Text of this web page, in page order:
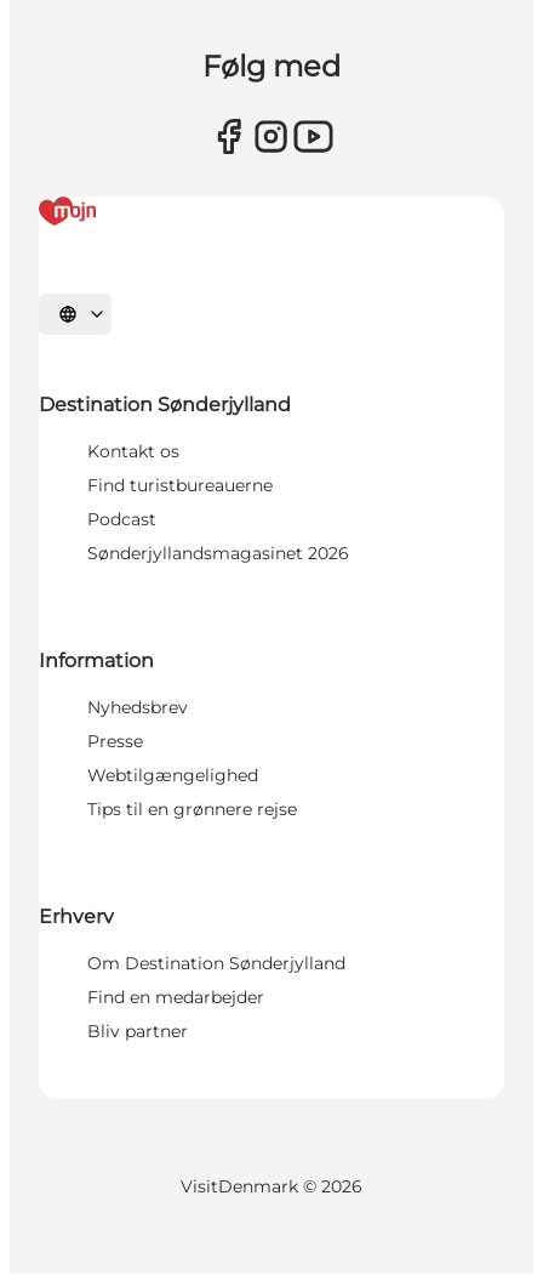
Følg med
Vælg sprog
Destination Sønderjylland
Kontakt os
Find turistbureauerne
Podcast
Sønderjyllandsmagasinet 2026
Information
Nyhedsbrev
Presse
Webtilgængelighed
Tips til en grønnere rejse
Erhverv
Om Destination Sønderjylland
Find en medarbejder
Bliv partner
VisitDenmark © 2026